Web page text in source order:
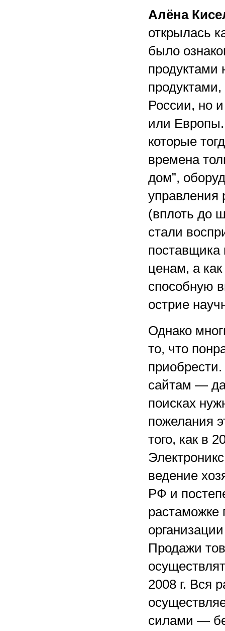
Алёна
открылась
было
продуктами
России, но
или
которые
времена
дом”,
(вплоть до
стали
поставщика
ценам, а
способную
острие
Однако
то, что
сайтам —
поисках
пожелания
того, как в
ведение
РФ и
растаможке
Продажи
2008 г. Вся
силами —